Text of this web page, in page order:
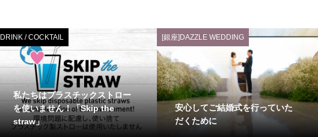
DRINK / COCKTAIL
私たちはプラスチックストロー
を使いません！「Skip the
straw」
[銀座]DAZZLE WEDDING
安心してご結婚式を行っていた
だくために